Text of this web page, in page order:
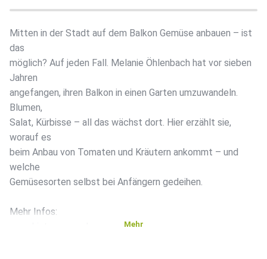
Mitten in der Stadt auf dem Balkon Gemüse anbauen – ist
das
möglich? Auf jeden Fall. Melanie Öhlenbach hat vor sieben
Jahren
angefangen, ihren Balkon in einen Garten umzuwandeln.
Blumen,
Salat, Kürbisse – all das wächst dort. Hier erzählt sie,
worauf es
beim Anbau von Tomaten und Kräutern ankommt – und
welche
Gemüsesorten selbst bei Anfängern gedeihen.
Mehr Infos:
Mehr